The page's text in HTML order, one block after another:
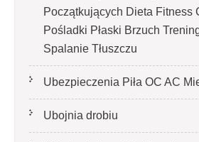
Początkujących Dieta Fitness
Pośladki Płaski Brzuch
Spalanie Tłuszczu
Ubezpieczenia Piła OC AC
Ubojnia drobiu